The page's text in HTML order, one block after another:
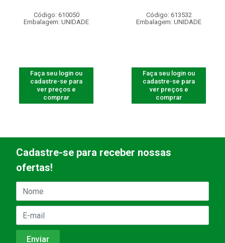
Código: 610050
Embalagem: UNIDADE
Faça seu login ou
cadastre-se para
ver preços e
comprar
Código: 613532
Embalagem: UNIDADE
Faça seu login ou
cadastre-se para
ver preços e
comprar
Cadastre-se para receber nossas
ofertas!